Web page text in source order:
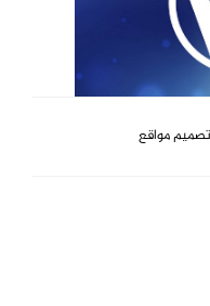
تصميم مواقع